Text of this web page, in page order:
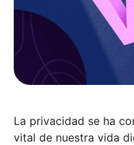
La privacidad se ha
vital de nuestra vida